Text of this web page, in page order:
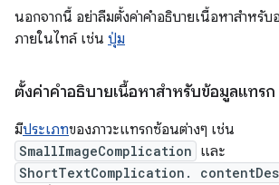
นอกจากนี้ อย่าลืมตั้งค่าคำอธิบายเนื้อหาสำหรับ
ภายในไทล์ เช่น ปุ่ม
ตั้งค่าคำอธิบายเนื้อหาสำหรับข้อมูลแทรก
มีประเภทของภาวะแทรกซ้อนต่างๆ เช่น
SmallImageComplication และ
ShortTextComplication.